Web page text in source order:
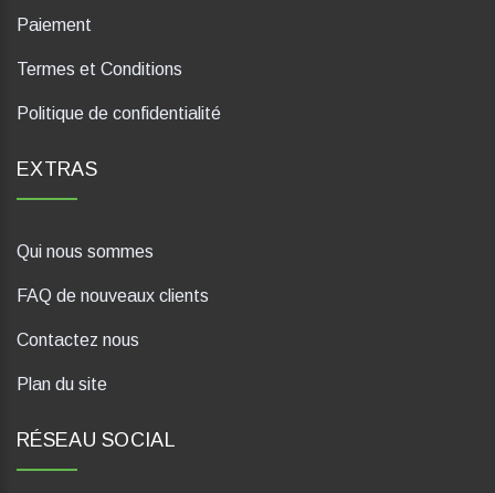
Paiement
Termes et Conditions
Politique de confidentialité
EXTRAS
Qui nous sommes
FAQ de nouveaux clients
Contactez nous
Plan du site
RÉSEAU SOCIAL